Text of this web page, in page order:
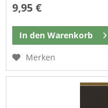
9,95 €
In den Warenkorb
Merken